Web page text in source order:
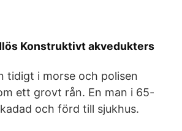
Konstruktivt akvedukters
tidigt i morse och polisen
ett grovt rån. En man i 65-
och förd till sjukhus.